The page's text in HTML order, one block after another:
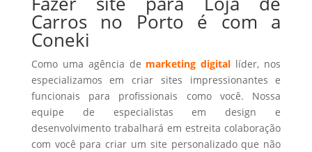
Carros no Porto é com a
Coneki
Como uma agência de marketing digital líder, nos
especializamos em criar sites impressionantes e
funcionais para profissionais como você. Nossa
equipe de especialistas em design e
desenvolvimento trabalhará em estreita colaboração
com você para criar um site personalizado que não